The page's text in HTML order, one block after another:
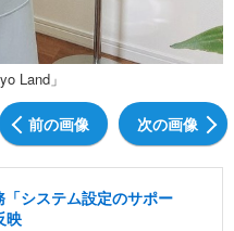
Land」
前の画像 次の画像
システム設定のサポー
映